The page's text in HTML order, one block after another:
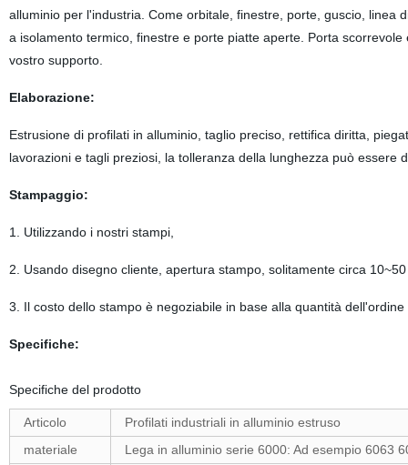
alluminio per l'industria. Come orbitale, finestre, porte, guscio, linea
a isolamento termico, finestre e porte piatte aperte. Porta
vostro supporto.
Elaborazione:
Estrusione di profilati in alluminio, taglio preciso, rettifica diritta,
lavorazioni e tagli preziosi, la tolleranza della lunghezza può
Stampaggio:
1. Utilizzando i nostri stampi,
2. Usando disegno cliente, apertura stampo, solitamente circa
3. Il costo dello stampo è negoziabile in base alla quantità dell'ordine
Specifiche:
Specifiche del prodotto
Articolo
Profilati industriali in alluminio estruso
materiale
Lega in alluminio serie 6000: Ad esempio 6063